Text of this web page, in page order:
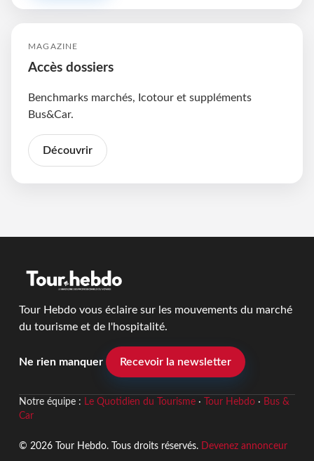
MAGAZINE
Accès dossiers
Benchmarks marchés, Icotour et suppléments
Bus&Car.
Découvrir
Tour Hebdo vous éclaire sur les mouvements du marché
du tourisme et de l'hospitalité.
Ne rien manquer Recevoir la newsletter
Notre équipe : Le Quotidien du Tourisme· Tour Hebdo· Bus &
Car
© 2026 Tour Hebdo. Tous droits réservés. Devenez annonceur